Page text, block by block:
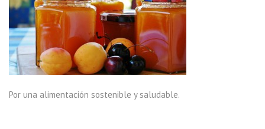
Por una alimentación sostenible y saludable.